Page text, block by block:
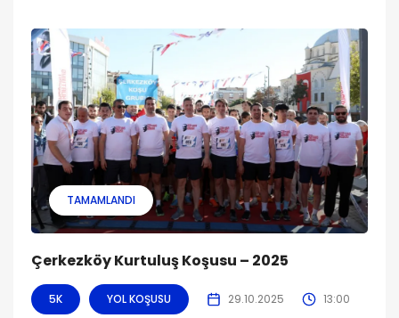
TAMAMLANDI
Çerkezköy Kurtuluş Koşusu – 2025
5K YOL KOŞUSU 29.10.2025 13:00